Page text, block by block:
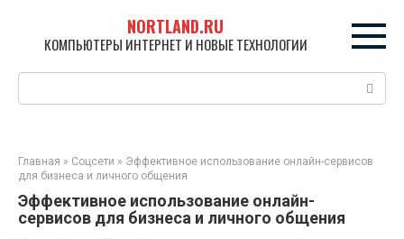
контенту
NORTLAND.RU
КОМПЬЮТЕРЫ ИНТЕРНЕТ И НОВЫЕ ТЕХНОЛОГИИ
Главная » Соцсети » Эффективное использование онлайн-сервисов
для бизнеса и личного общения
Эффективное использование онлайн-
сервисов для бизнеса и личного общения